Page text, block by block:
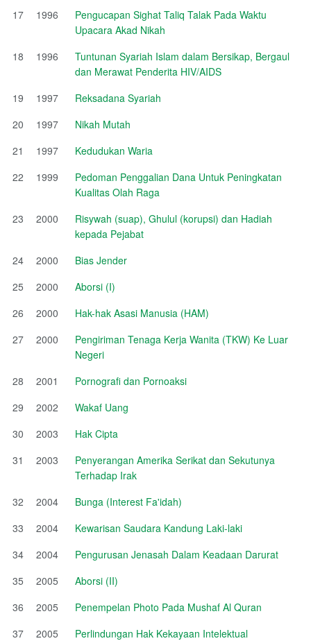
17
1996
Pengucapan Sighat Taliq Talak Pada Waktu
Upacara Akad Nikah
18
1996
Tuntunan Syariah Islam dalam Bersikap, Bergaul
dan Merawat Penderita HIV/AIDS
19
1997
Reksadana Syariah
20
1997
Nikah Mutah
21
1997
Kedudukan Waria
22
1999
Pedoman Penggalian Dana Untuk Peningkatan
Kualitas Olah Raga
23
2000
Risywah (suap), Ghulul (korupsi) dan Hadiah
kepada Pejabat
24
2000
Bias Jender
25
2000
Aborsi (I)
26
2000
Hak-hak Asasi Manusia (HAM)
27
2000
Pengiriman Tenaga Kerja Wanita (TKW) Ke Luar
Negeri
28
2001
Pornografi dan Pornoaksi
29
2002
Wakaf Uang
30
2003
Hak Cipta
31
2003
Penyerangan Amerika Serikat dan Sekutunya
Terhadap Irak
32
2004
Bunga (Interest Fa'idah)
33
2004
Kewarisan Saudara Kandung Laki-laki
34
2004
Pengurusan Jenasah Dalam Keadaan Darurat
35
2005
Aborsi (II)
36
2005
Penempelan Photo Pada Mushaf Al Quran
37
2005
Perlindungan Hak Kekayaan Intelektual